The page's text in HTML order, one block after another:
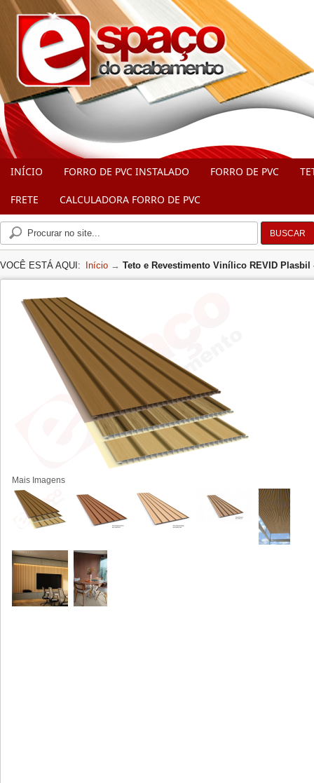
INÍCIO FORRO DE PVC INSTALADO FORRO DE PVC
FRETE CALCULADORA FORRO DE PVC
BUSCAR
VOCÊ ESTÁ AQUI: Início → Teto e Revestimento Vinílico REVID Plasbil
Mais Imagens